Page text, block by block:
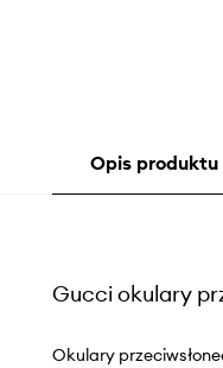
Opis produktu
Gucci okulary
Okulary